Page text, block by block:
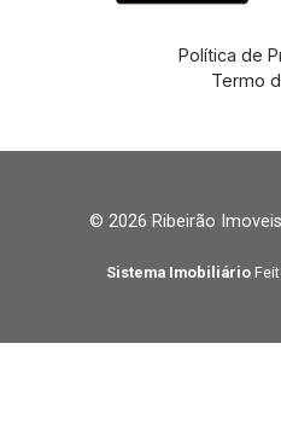
Política de
Termo
© 2026 Ribeirão
Sistema Imobiliário